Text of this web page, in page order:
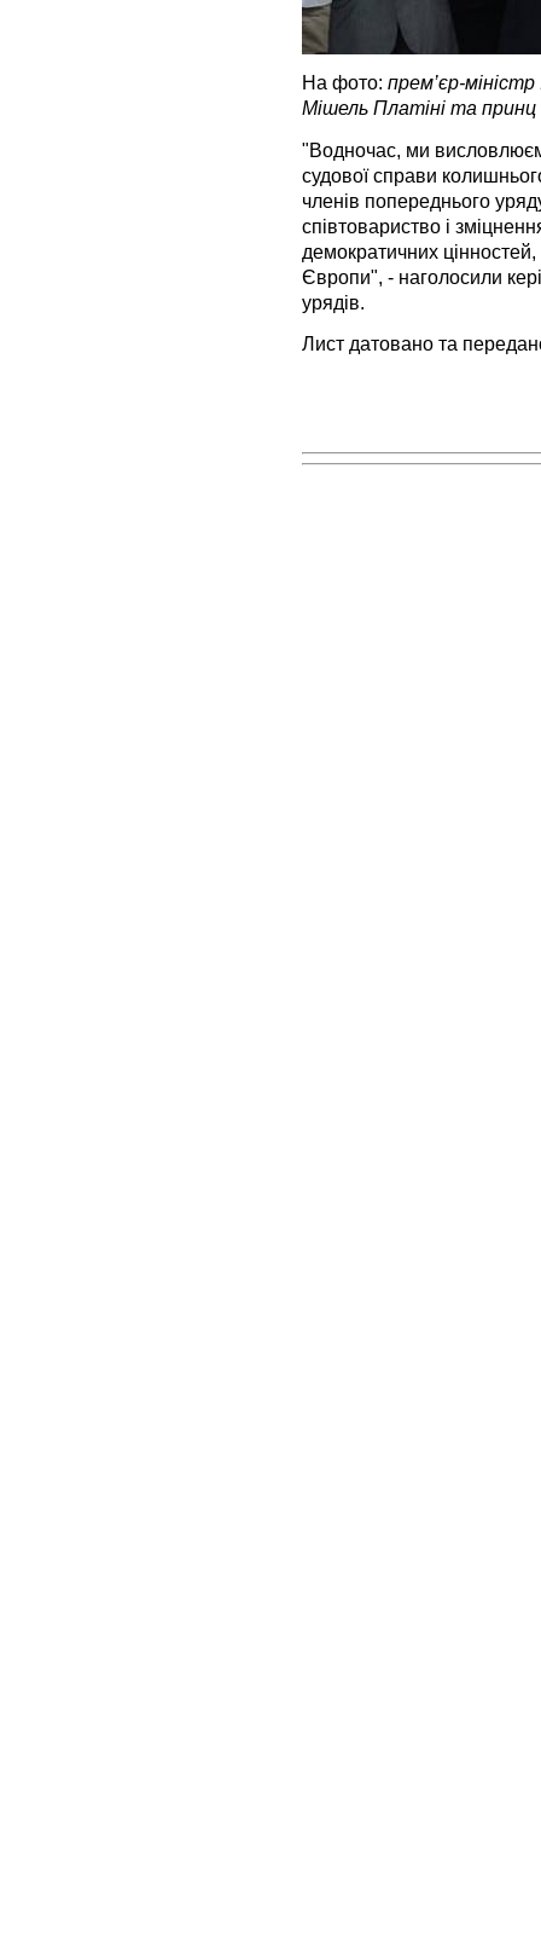
На фото: прем’єр-
Мішель Платіні та принц
"Водночас, ми
судової справи
членів попереднього
співтовариство і
демократичних
Європи", - наголосили
урядів.
Лист датовано та